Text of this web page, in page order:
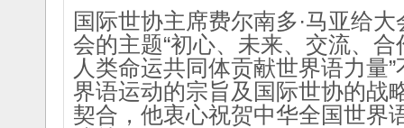
国际世协主席费尔南多·马亚给
会的主题“初心、未来、交流、
人类命运共同体贡献世界语力量
界语运动的宗旨及国际世协的战
契合，他衷心祝贺中华全国世界